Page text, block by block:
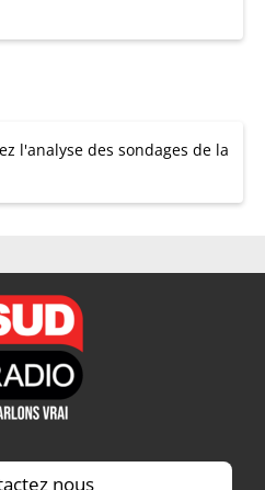
l'analyse des sondages de la
nous